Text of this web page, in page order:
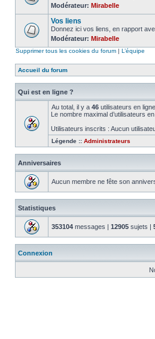
Modérateur: Mirabelle
Vos liens
Donnez ici vos liens, en rapport
Modérateur: Mirabelle
Supprimer tous les cookies du forum | L’équipe
Accueil du forum
Qui est en ligne ?
Au total, il y a 46 utilisateurs en
Le nombre maximal d’utilisateurs
Utilisateurs inscrits : Aucun
Légende :: Administrateurs
Anniversaires
Aucun membre ne fête son
Statistiques
353104 messages | 12905 sujets |
Connexion